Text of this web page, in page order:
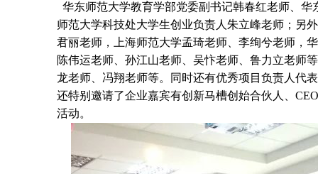
华东师范大学教育学部党委副书记韩春红老师、
师范大学科技处大学生创业负责人朱立峰老师；另
君丽老师，上海师范大学孟琦老师、李绚兮老师，
陈伟运老师、孙江山老师、吴忭老师、鲁力立老师
龙老师、冯翔老师等。同时还有优秀项目负责人代
还特别邀请了企业嘉宾有创新马槽创始合伙人、
活动。